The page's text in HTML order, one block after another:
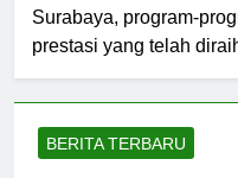
Surabaya, program-
prestasi yang telah
BERITA TERBARU